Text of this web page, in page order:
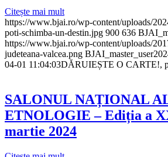
Citește mai mult
https://www.bjai.ro/wp-content/uploads/
poti-schimba-un-destin.jpg 900 636
https://www.bjai.ro/wp-content/uploads/
judeteana-valcea.png BJAI_master_user
04-01 11:04:03DĂRUIEȘTE O CARTE!,
SALONUL NAȚIONAL
ETNOLOGIE – Ediția a
martie 2024